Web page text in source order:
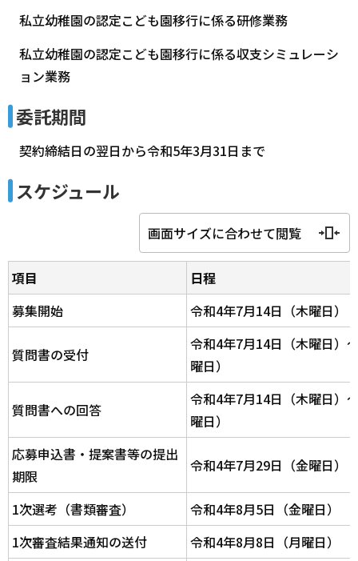
私立幼稚園の認定こども園移行に係る研修業務
私立幼稚園の認定こども園移行に係る収支シミュレーシ
ョン業務
委託期間
契約締結日の翌日から令和5年3月31日まで
スケジュール
画面サイズに合わせて閲覧
項目
日程
募集開始
令和4年7月14日（木曜日）
質問書の受付
令和4年7月14日（木曜日）
曜日）
質問書への回答
令和4年7月14日（木曜日）
曜日）
応募申込書・提案書等の提出
期限
令和4年7月29日（金曜日）
1次選考（書類審査）
令和4年8月5日（金曜日）
1次審査結果通知の送付
令和4年8月8日（月曜日）